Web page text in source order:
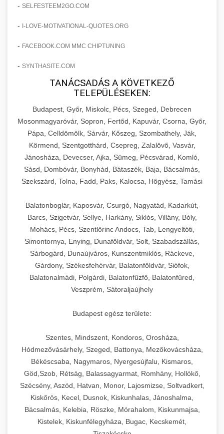
amelyek valós eredményeket hoznak.
szonyegtisztito.net
marketing stratégiai tervrajz
útjáról, bemutatva az utat a küzdő praxistól a
virágzó vállalkozásig 150%-os növekedéssel.
klinika átalakulási történet
Érdeklődés 150%-os Fokozása
Technikák és módszerek a páciensek
érdeklődésének és elkötelezettségének drámai
növeléséhez. Egy 150%-os fellendülési
esettanulmány gyakorlati betekintésekkel.
weboldal-keszites.co
elkötelezettség erősítési módszerek
🎮 19. AI Google Ads és Meta
Kampány Kezelés
Fejlett AI-alapú Google Ads és Meta hirdetési
kampánykezelés. Optimalizálja hirdetési
költségvetését gépi tanulással és
automatizálással.
aikampany.hu AI hirdetési automatizálás
🍞 20. Ipari Dagasztógép +
Professzionális ipari dagasztógépek és
tésztakeverő gépek pékségek és kereskedelmi
konyhák számára. Masszív konstrukció
megbízható teljesítményhez.
chef-iparikonyhagepek.hu
kereskedelmi tésztakeverő
🔪 21. Ipari Szeletelőgép +
Ipari hús- és sajtszeletelő gépek professzionális
élelmiszer-előkészítéshez. Precíziós vágás
állítható vastagság beállítással.
chef-iparikonyhagepek.hu
professzionális élelmiszer szeletelő
📦 22. Vákuumozó Gép +
Kereskedelmi vákuumcsomagoló berendezések
élelmiszerek tartósításához. Hosszabbítsa a
szavatossági időt és tartsa meg a termék
frissességét.
🎁 23. Vákuumfóliázó Gép +
Ipari vákuumfóliázó gépek professzionális
Hatékony lezárási és tartósítási megoldások.
chef-iparikonyhagepek.hu
kereskedelmi csomagoló gép
professzionális konyhák számára. Nagy
kapacitású sütő- és főzőberendezés precíz
hőmérséklet-szabályozással.
chef-iparikonyhagepek.hu
kereskedelmi sütősütő
❄️ 25. Ipari Hűtőszekrény +
Professzionális hűtőegységek és hűtőkamrák
kereskedelmi konyhák számára.
Energiahatékony hűtési megoldások nagy
kapacitással.
chef-iparikonyhagepek.hu
💧 26. Ipari Mosogatógép +
Kereskedelmi mosogatóberendezések nagy
forgalmú éttermi műveletekhez. Gyors tisztítási
🧀 27. Ipari Sajtreszelő Gép +
- SELFESTEEM2GO.COM
- I-LOVE-MOTIVATIONAL-QUOTES.ORG
- FACEBOOK.COM MMC CHIPTUNING
- SYNTHASITE.COM
TANÁCSADÁS A KÖVETKEZŐ
TELEPÜLÉSEKEN:
Budapest, Győr, Miskolc, Pécs, Szeged, Debrecen
Mosonmagyaróvár, Sopron, Fertőd, Kapuvár, Csorna, Győr,
Pápa, Celldömölk, Sárvár, Kőszeg, Szombathely, Ják,
Körmend, Szentgotthárd, Csepreg, Zalalövő, Vasvár,
Jánosháza, Devecser, Ajka, Sümeg, Pécsvárad, Komló,
Sásd, Dombóvár, Bonyhád, Bátaszék, Baja, Bácsalmás,
Szekszárd, Tolna, Fadd, Paks, Kalocsa, Hőgyész, Tamási
Balatonboglár, Kaposvár, Csurgó, Nagyatád, Kadarkút,
Barcs, Szigetvár, Sellye, Harkány, Siklós, Villány, Bóly,
Mohács, Pécs, Szentlőrinc Andocs, Tab, Lengyeltóti,
Simontornya, Enying, Dunaföldvár, Solt, Szabadszállás,
Sárbogárd, Dunaújváros, Kunszentmiklós, Ráckeve,
Gárdony, Székesfehérvár, Balatonföldvár, Siófok,
Balatonalmádi, Polgárdi, Balatonfűzfő, Balatonfüred,
Veszprém, Sátoraljaújhely
Budapest egész területe:
Szentes, Mindszent, Kondoros, Orosháza,
Hódmezővásárhely, Szeged, Battonya, Mezőkovácsháza,
Békéscsaba, Nagymaros, Nyergesújfalu, Kismaros,
Göd,Szob, Rétság, Balassagyarmat, Romhány, Hollókő,
Szécsény, Aszód, Hatvan, Monor, Lajosmizse, Soltvadkert,
Kiskőrös, Kecel, Dusnok, Kiskunhalas, Jánoshalma,
Bácsalmás, Kelebia, Röszke, Mórahalom, Kiskunmajsa,
Kistelek, Kiskunfélegyháza, Bugac, Kecskemét,